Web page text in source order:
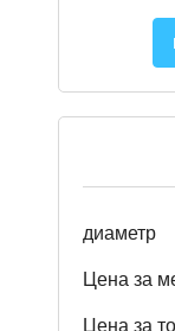
диаметр
Цена за
Цена за